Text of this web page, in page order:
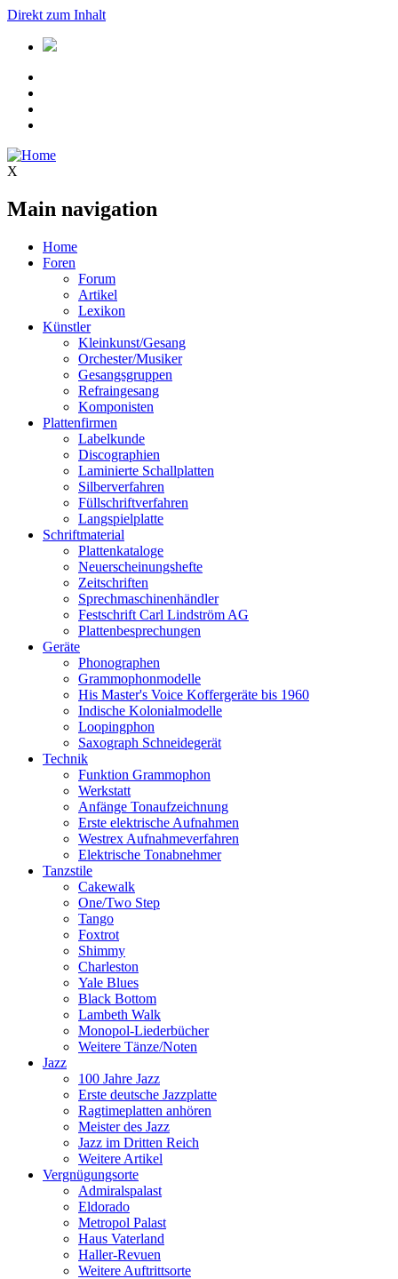
Direkt zum Inhalt
X
Main navigation
Home
Foren
Forum
Artikel
Lexikon
Künstler
Kleinkunst/Gesang
Orchester/Musiker
Gesangsgruppen
Refraingesang
Komponisten
Plattenfirmen
Labelkunde
Discographien
Laminierte Schallplatten
Silberverfahren
Füllschriftverfahren
Langspielplatte
Schriftmaterial
Plattenkataloge
Neuerscheinungshefte
Zeitschriften
Sprechmaschinenhändler
Festschrift Carl Lindström AG
Plattenbesprechungen
Geräte
Phonographen
Grammophonmodelle
His Master's Voice Koffergeräte bis 1960
Indische Kolonialmodelle
Loopingphon
Saxograph Schneidegerät
Technik
Funktion Grammophon
Werkstatt
Anfänge Tonaufzeichnung
Erste elektrische Aufnahmen
Westrex Aufnahmeverfahren
Elektrische Tonabnehmer
Tanzstile
Cakewalk
One/Two Step
Tango
Foxtrot
Shimmy
Charleston
Yale Blues
Black Bottom
Lambeth Walk
Monopol-Liederbücher
Weitere Tänze/Noten
Jazz
100 Jahre Jazz
Erste deutsche Jazzplatte
Ragtimeplatten anhören
Meister des Jazz
Jazz im Dritten Reich
Weitere Artikel
Vergnügungsorte
Admiralspalast
Eldorado
Metropol Palast
Haus Vaterland
Haller-Revuen
Weitere Auftrittsorte